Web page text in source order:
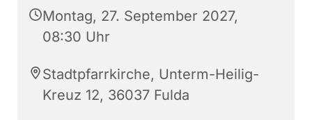
Montag, 27. September 2027,
08:30 Uhr
Stadtpfarrkirche, Unterm-Heilig-
Kreuz 12, 36037 Fulda